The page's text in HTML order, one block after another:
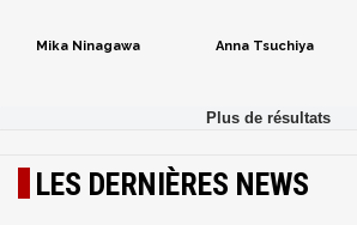
Mika Ninagawa Anna Tsuchiya
LES DERNIÈRES NEWS